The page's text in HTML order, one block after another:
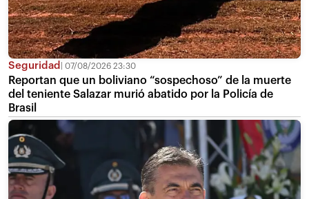
Seguridad 07/08/2026 23:30
Reportan que un boliviano “sospechoso” de la muerte
del teniente Salazar murió abatido por la Policía de
Brasil